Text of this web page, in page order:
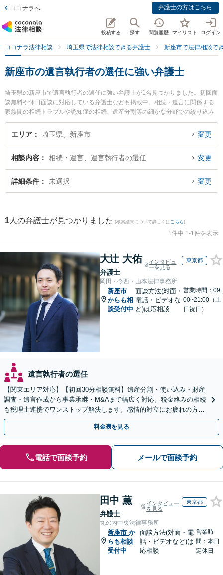
ココナラへ 弁護士の方はこちら
投稿する 探す 閲覧履歴 マイリスト ログイン
ココナラ法律相談 埼玉県で法律相談できる弁護士 新座市で法律相談で
新座市の遺言執行者の選任に強い弁護士
埼玉県の新座市で遺言執行者の選任に強い弁護士が1名見つかりました。初回面
談無料や休日面談に対応している弁護士なども掲載中。相続・遺言に関係する
家族間の相続トラブルや認知症の相続、遺産分割等の細かな分野での絞り込み
検索もでき便利です。特に本山健法律事務所の本山 健弁護士のプロフィール情
報や弁護士費用、強みなどが注目されています。『新座市で土日や夜間に発生
無料で遺言執行者の選任を法律相談できる新座市内の弁護士に相談予約した
い』などでお困りの相談者さんにおすすめです。
エリア 埼玉県、新座市 変更
相談内容 相続・遺言、遺言執行者の選任 変更
詳細条件 未選択 変更
1 人の弁護士が見つかりました (検索結果について詳しくは こちら)
1件中 1-1件を表示
大辻 大佑
弁護士
インタビュ
ーを見る
東京都
岡田・今西・山本法律事務所
新座市
からも相
談受付中
面談方法(対面・
電話・ビデオな
ど)は応相談
営業時間：09:
00~21:00（土
日祝日）
遺言執行者の選任
【関東エリア対応】【初回30分相談無料】遺産分割・使い込み・財産
調査・遺言作成から事業承継・M&Aまで幅広く対応。税金絡みの相続
も税理士連携でワンストップ解決します。感情的対立にお疲れの方や
紛争予防をご検討の方も、お気軽にご相談ください。
料金表を見る
電話で面談予約 メールで面談予約
田中 薫
弁護士
インタビュー
を見る
東京都
丸の内中央法律事務所
新座市 か
らも相談
受付中
面談方法(対面・電
話・ビデオなど)は
応相談
営業時
間：本日
定休日